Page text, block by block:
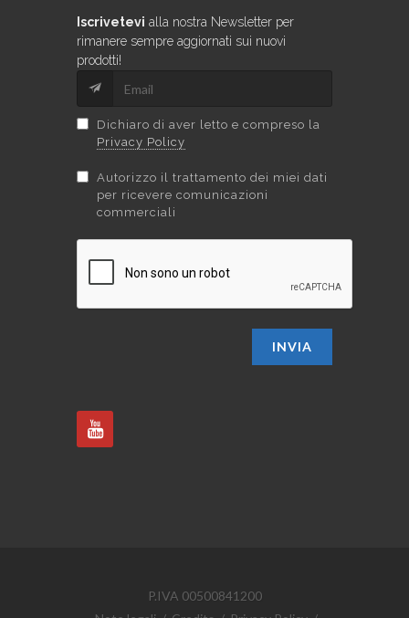
Iscrivetevi alla nostra Newsletter per
rimanere sempre aggiornati sui nuovi
prodotti!
Dichiaro di aver letto e compreso la
Privacy Policy
Autorizzo il trattamento dei miei dati
per ricevere comunicazioni
commerciali
INVIA
P.IVA 00500841200